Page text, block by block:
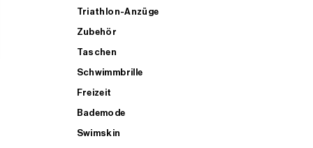
Triathlon-Anzüge
Zubehör
Taschen
Schwimmbrille
Freizeit
Bademode
Swimskin